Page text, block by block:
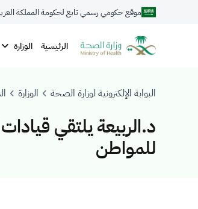
موقع حكومي رسمي تابع لحكومة المملكة
الرئيسية الوزارة
البوابة الإلكترونية لوزارة الصحة الوزارة
د.الربيعة يلتقي
للمواطن